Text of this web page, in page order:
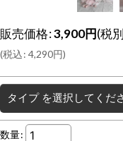
販売価格:3,900円(税
(税込: 4,290円)
タイプ を選択してくだ
数量: